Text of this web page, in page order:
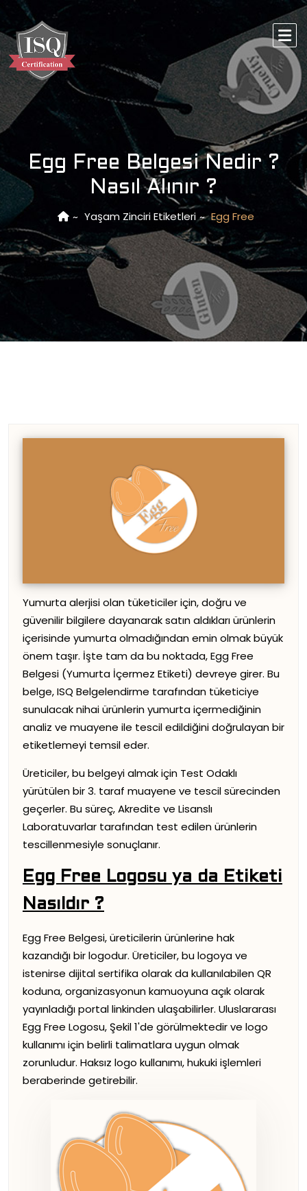
Egg Free Belgesi Nedir ?
Nasıl Alınır ?
Yaşam Zinciri Etiketleri Egg Free
Yumurta alerjisi olan tüketiciler için, doğru ve
güvenilir bilgilere dayanarak satın aldıkları ürünlerin
içerisinde yumurta olmadığından emin olmak büyük
önem taşır. İşte tam da bu noktada, Egg Free
Belgesi (Yumurta İçermez Etiketi) devreye girer. Bu
belge, ISQ Belgelendirme tarafından tüketiciye
sunulacak nihai ürünlerin yumurta içermediğinin
analiz ve muayene ile tescil edildiğini doğrulayan bir
etiketlemeyi temsil eder.
Üreticiler, bu belgeyi almak için Test Odaklı
yürütülen bir 3. taraf muayene ve tescil sürecinden
geçerler. Bu süreç, Akredite ve Lisanslı
Laboratuvarlar tarafından test edilen ürünlerin
tescillenmesiyle sonuçlanır.
Egg Free Logosu ya da Etiketi
Nasıldır ?
Egg Free Belgesi, üreticilerin ürünlerine hak
kazandığı bir logodur. Üreticiler, bu logoya ve
istenirse dijital sertifika olarak da kullanılabilen QR
koduna, organizasyonun kamuoyuna açık olarak
yayınladığı portal linkinden ulaşabilirler. Uluslararası
Egg Free Logosu, Şekil 1'de görülmektedir ve logo
kullanımı için belirli talimatlara uygun olmak
zorunludur. Haksız logo kullanımı, hukuki işlemleri
beraberinde getirebilir.